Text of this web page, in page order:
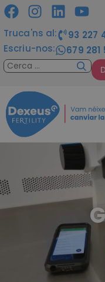
Truca'ns al:
93 227
Escriu-nos:
679 281